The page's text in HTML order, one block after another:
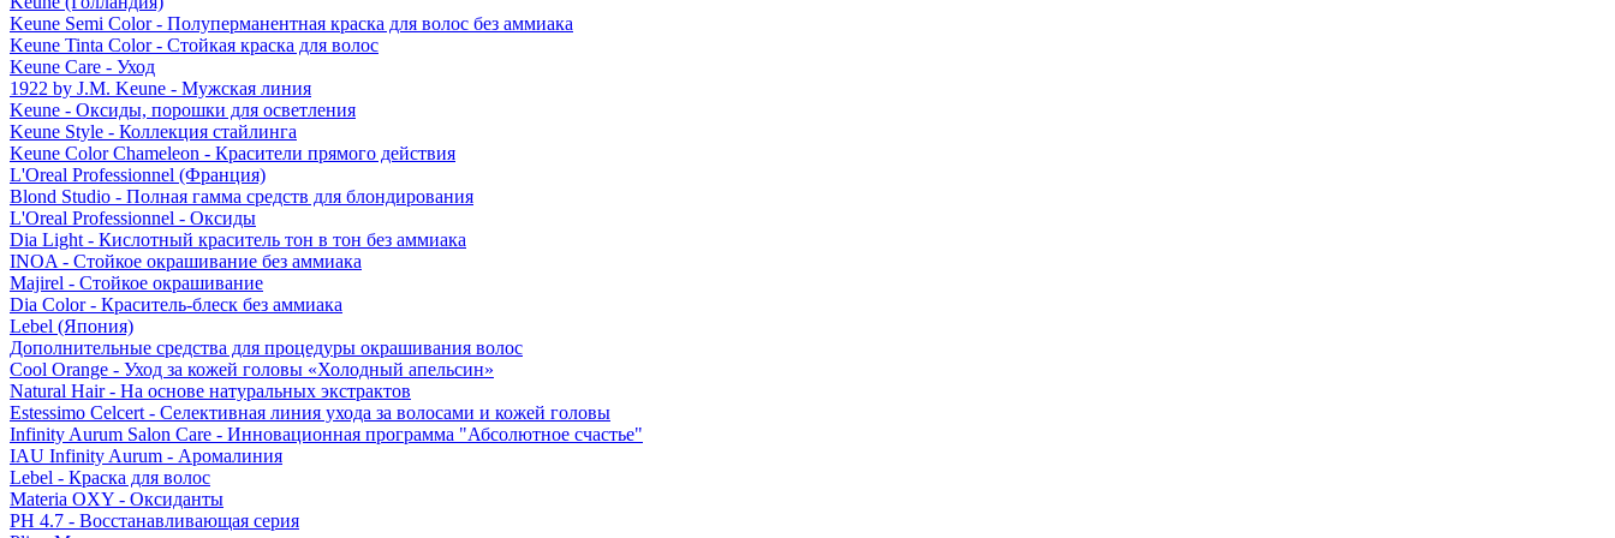
Keune Semi Color - Полуперманентная краска для волос без аммиака
Keune Tinta Color - Стойкая краска для волос
Keune Care - Уход
1922 by J.M. Keune - Мужская линия
Keune - Оксиды, порошки для осветления
Keune Style - Коллекция стайлинга
Keune Color Chameleon - Красители прямого действия
L'Oreal Professionnel (Франция)
Blond Studio - Полная гамма средств для блондирования
L'Oreal Professionnel - Оксиды
Dia Light - Кислотный краситель тон в тон без аммиака
INOA - Стойкое окрашивание без аммиака
Majirel - Стойкое окрашивание
Dia Color - Краситель-блеск без аммиака
Lebel (Япония)
Дополнительные средства для процедуры окрашивания волос
Cool Orange - Уход за кожей головы «Холодный апельсин»
Natural Hair - На основе натуральных экстрактов
Estessimo Celcert - Селективная линия ухода за волосами и кожей головы
Infinity Aurum Salon Care - Инновационная программа "Абсолютное счастье"
IAU Infinity Aurum - Аромалиния
Lebel - Краска для волос
Materia OXY - Оксиданты
PH 4.7 - Восстанавливающая серия